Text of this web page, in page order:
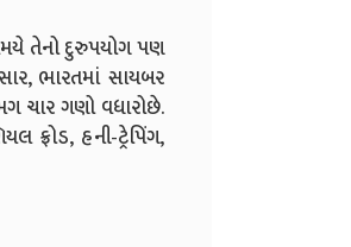
તેનો દુરુપયોગ પણ
ભારતમાં સાયબર
ચાર ગણો વધારોછે.
ફ્રોડ, હની-ટ્રેપિંગ,